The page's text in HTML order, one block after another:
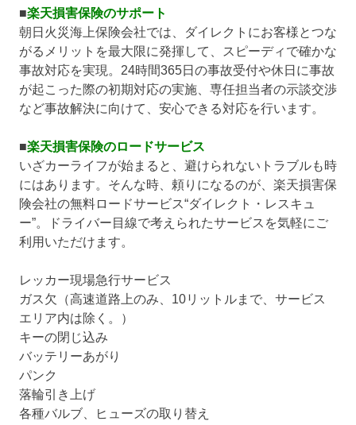
■楽天損害保険のサポート
朝日火災海上保険会社では、ダイレクトにお客様とつな
がるメリットを最大限に発揮して、スピーディで確かな
事故対応を実現。24時間365日の事故受付や休日に事故
が起こった際の初期対応の実施、専任担当者の示談交渉
など事故解決に向けて、安心できる対応を行います。
■楽天損害保険のロードサービス
いざカーライフが始まると、避けられないトラブルも時
にはあります。そんな時、頼りになるのが、楽天損害保
険会社の無料ロードサービス“ダイレクト・レスキュ
ー”。ドライバー目線で考えられたサービスを気軽にご
利用いただけます。
レッカー現場急行サービス
ガス欠（高速道路上のみ、10リットルまで、サービス
エリア内は除く。）
キーの閉じ込み
バッテリーあがり
パンク
落輪引き上げ
各種バルブ、ヒューズの取り替え